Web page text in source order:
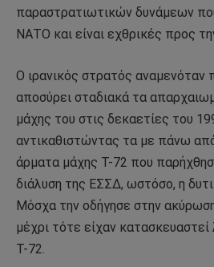
παραστρατιωτικών δυνάμεων
ΝΑΤΟ και είναι εχθρικές προς
Ο ιρανικός στρατός αναμενόταν
αποσύρει σταδιακά τα
μάχης του στις δεκαετίες του
αντικαθιστώντας τα με πάνω
άρματα μάχης T-72 που
διάλυση της ΕΣΣΔ, ωστόσο, η
Μόσχα την οδήγησε στην
μέχρι τότε είχαν
Τ-72.